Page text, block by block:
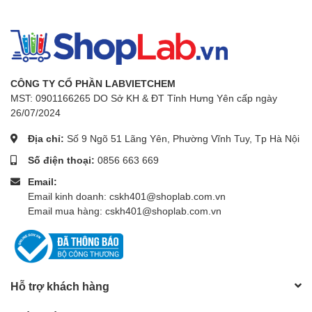
CÔNG TY CỔ PHẦN LABVIETCHEM
MST: 0901166265 DO Sở KH & ĐT Tỉnh Hưng Yên cấp ngày
26/07/2024
Địa chỉ: Số 9 Ngõ 51 Lãng Yên, Phường Vĩnh Tuy, Tp Hà Nội
Số điện thoại: 0856 663 669
Email:
Email kinh doanh: cskh401@shoplab.com.vn
Email mua hàng: cskh401@shoplab.com.vn
Hỗ trợ khách hàng